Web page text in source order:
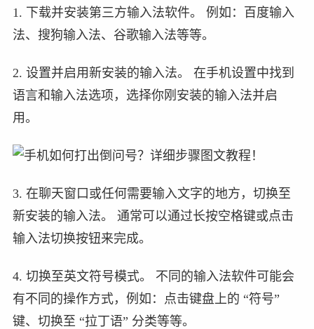
1. 下载并安装第三方输入法软件。 例如：百度输入
法、搜狗输入法、谷歌输入法等等。
2. 设置并启用新安装的输入法。 在手机设置中找到
语言和输入法选项，选择你刚安装的输入法并启
用。
3. 在聊天窗口或任何需要输入文字的地方，切换至
新安装的输入法。 通常可以通过长按空格键或点击
输入法切换按钮来完成。
4. 切换至英文符号模式。 不同的输入法软件可能会
有不同的操作方式，例如：点击键盘上的 “符号”
键、切换至 “拉丁语” 分类等等。